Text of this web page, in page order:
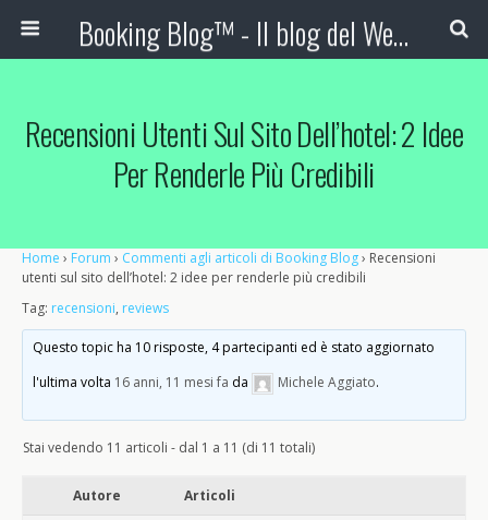
Booking Blog™ - Il blog del Web Marketing Turistico
Recensioni Utenti Sul Sito Dell’hotel: 2 Idee
Per Renderle Più Credibili
Home › Forum › Commenti agli articoli di Booking Blog› Recensioni
utenti sul sito dell’hotel: 2 idee per renderle più credibili
Tag: recensioni, reviews
Questo topic ha 10 risposte, 4 partecipanti ed è stato aggiornato
l'ultima volta 16 anni, 11 mesi fa da Michele Aggiato.
Stai vedendo 11 articoli - dal 1 a 11 (di 11 totali)
Autore Articoli